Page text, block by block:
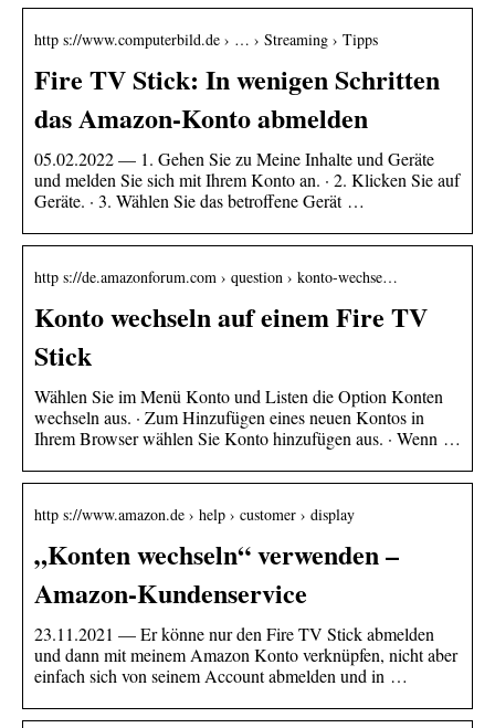
http s://www.computerbild.de › … › Streaming › Tipps
Fire TV Stick: In wenigen Schritten
das Amazon-Konto abmelden
05.02.2022 — 1. Gehen Sie zu Meine Inhalte und Geräte
und melden Sie sich mit Ihrem Konto an. · 2. Klicken Sie auf
Geräte. · 3. Wählen Sie das betroffene Gerät …
http s://de.amazonforum.com › question › konto-wechse…
Konto wechseln auf einem Fire TV
Stick
Wählen Sie im Menü Konto und Listen die Option Konten
wechseln aus. · Zum Hinzufügen eines neuen Kontos in
Ihrem Browser wählen Sie Konto hinzufügen aus. · Wenn …
http s://www.amazon.de › help › customer › display
„Konten wechseln“ verwenden –
Amazon-Kundenservice
23.11.2021 — Er könne nur den Fire TV Stick abmelden
und dann mit meinem Amazon Konto verknüpfen, nicht aber
einfach sich von seinem Account abmelden und in …